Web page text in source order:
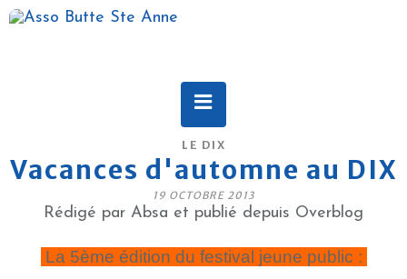
LE DIX
Vacances d'automne au DIX
19 OCTOBRE 2013
Rédigé par Absa et publié depuis Overblog
La 5ème édition du festival jeune public :